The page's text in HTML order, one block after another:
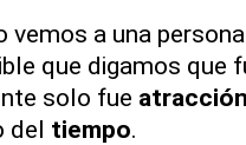
vemos a una
que digamos que
solo fue atracción
del tiempo.